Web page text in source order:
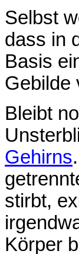
Selbst
dass in
Basis
Gebilde
Bleibt
Gehirns
stirbt,
Körper